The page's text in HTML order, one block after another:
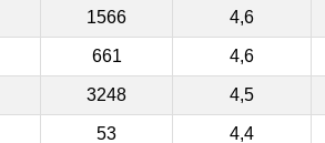
1566 4,6
661 4,6
3248 4,5
53 4,4